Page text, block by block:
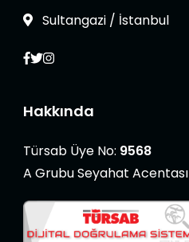
Sultangazi / İstanbul
Hakkında
Türsab Üye No: 9568
A Grubu Seyahat Acentası